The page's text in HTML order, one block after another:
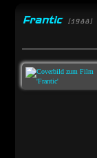
Frantic [1988]